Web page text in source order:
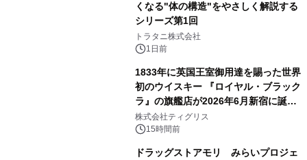
くなる"体の構造"をやさしく解説する
シリーズ第1回
トラタニ株式会社
1日前
1833年に英国王室御用達を賜った世界
初のウイスキー 『ロイヤル・ブラック
ラ』の旗艦店が2026年6月新宿に誕
生 バカルディ ジャパンと連携した
没入型バー「BAR Arca」
株式会社ティグリス
15時間前
ドラッグストアモリ みらいプロジェ